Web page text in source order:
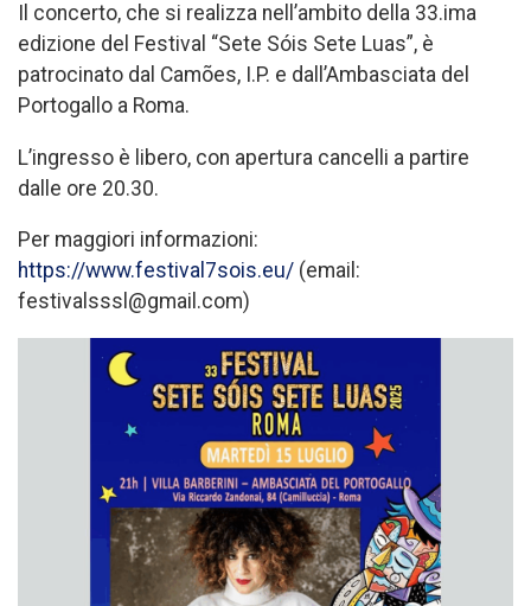
Il concerto, che si realizza nell’ambito della 33.ima
edizione del Festival “Sete Sóis Sete Luas”, è
patrocinato dal Camões, I.P. e dall’Ambasciata del
Portogallo a Roma.
L’ingresso è libero, con apertura cancelli a partire
dalle ore 20.30.
Per maggiori informazioni:
https://www.festival7sois.eu/ (email:
festivalsssl@gmail.com)